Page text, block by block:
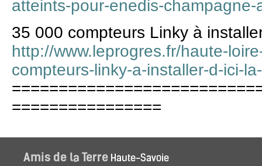
atteints-pour-enedis-champagne-
35 000 compteurs Linky à
http://www.leprogres.fr/haute-
compteurs-linky-a-installer-d-ici-
================